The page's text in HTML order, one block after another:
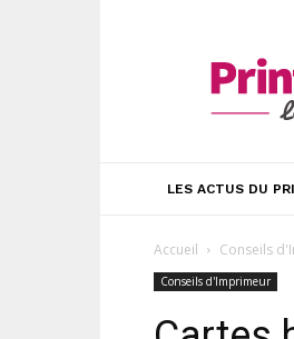
Printstart
LES ACTUS DU
Accueil Conseils
Conseils d'Imprimeur